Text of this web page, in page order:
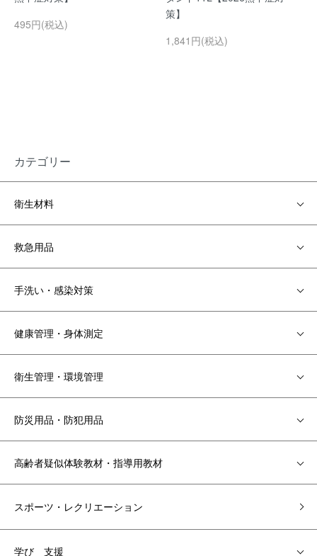
495円(税込)
策】
1,841円(税込)
カテゴリー
衛生材料
救急用品
手洗い・感染対策
健康管理・身体測定
衛生管理・環境管理
防災用品・防犯用品
高齢者疑似体験教材・指導用教材
スポーツ・レクリエーション
学び 支援